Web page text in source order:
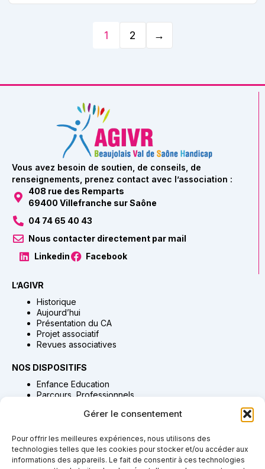
Gérer le consentement
Pour offrir les meilleures expériences, nous utilisons des
technologies telles que les cookies pour stocker et/ou accéder aux
informations des appareils. Le fait de consentir à ces technologies
1 2 →
Vous avez besoin de soutien, de conseils, de
renseignements, prenez contact avec l’association :
408 rue des Remparts
69400 Villefranche sur Saône
04 74 65 40 43
Nous contacter directement par mail
Linkedin
Facebook
L’AGIVR
Historique
Aujourd’hui
Présentation du CA
Projet associatif
Revues associatives
NOS DISPOSITIFS
Enfance Education
Parcours Professionnels
Adultes Accompagnement & Soins
NOUS SOUTENIR
Adhésion